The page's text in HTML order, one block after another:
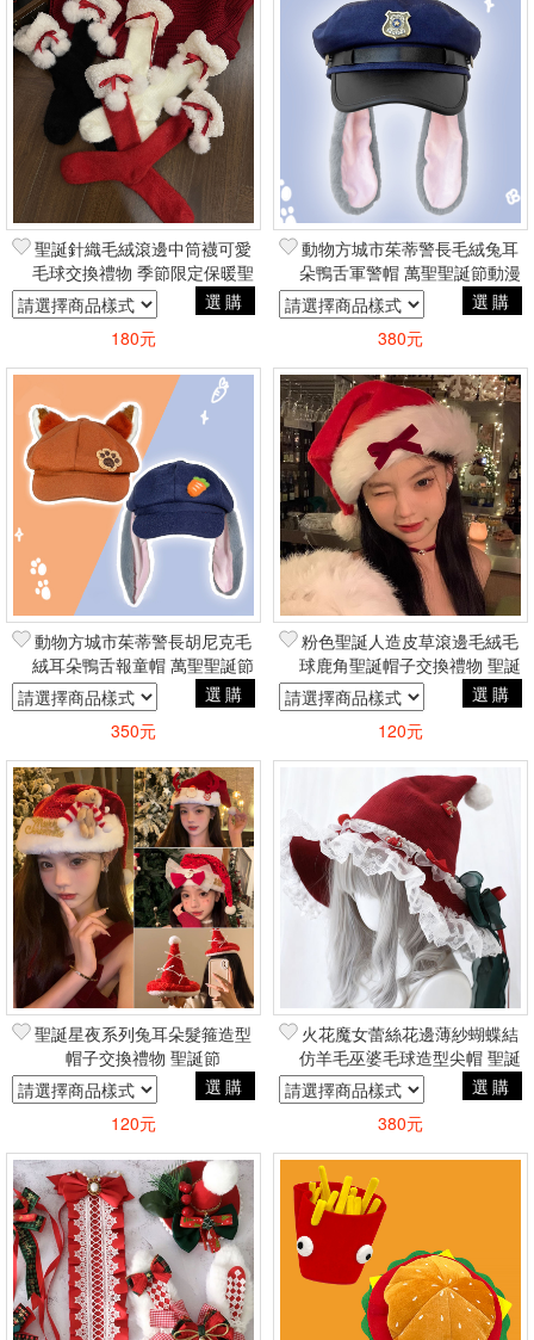
聖誕針織毛絨滾邊中筒襪可愛
毛球交換禮物 季節限定保暖聖
誕節COSPLAY角色扮演蘿莉
塔風
選購
180元
動物方城市茱蒂警長毛絨兔耳
朵鴨舌軍警帽 萬聖聖誕節動漫
COSPLAY角色扮演選購
380元
動物方城市茱蒂警長胡尼克毛
絨耳朵鴨舌報童帽 萬聖聖誕節
動漫COSPLAY角色扮演
選購
350元
粉色聖誕人造皮草滾邊毛絨毛
球鹿角聖誕帽子交換禮物 聖誕
節COSPLAY角色扮演蘿莉塔
風
選購
120元
聖誕星夜系列兔耳朵髮箍造型
帽子交換禮物 聖誕節
COSPLAY角色扮演蘿莉塔風
選購
120元
火花魔女蕾絲花邊薄紗蝴蝶結
仿羊毛巫婆毛球造型尖帽 聖誕
節COSPLAY角色扮演蘿莉塔
風
選購
380元